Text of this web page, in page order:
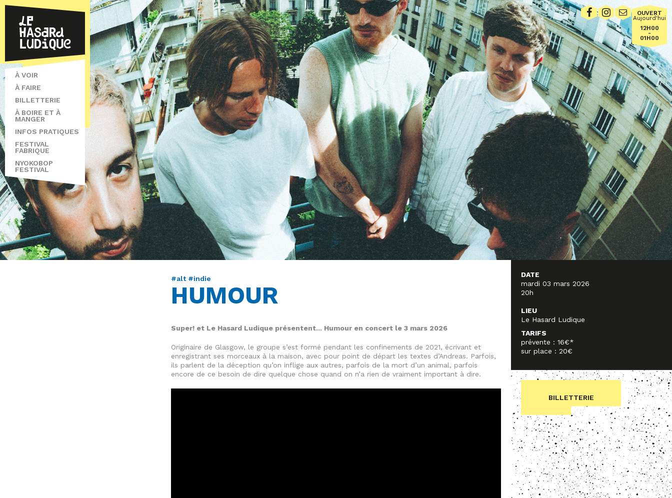
OUVERT
Aujourd'hui
12H00
-
01H00
À VOIR
À FAIRE
BILLETTERIE
À BOIRE ET À
MANGER
INFOS PRATIQUES
FESTIVAL
FABRIQUE
NYOKOBOP
FESTIVAL
#alt #indie
HUMOUR
DATE
mardi 03 mars 2026
20h
LIEU
Le Hasard Ludique
TARIFS
prévente : 16€*
sur place : 20€
BILLETTERIE
Super! et Le Hasard Ludique présentent... Humour en concert le 3 mars 2026
Originaire de Glasgow, le groupe s’est formé pendant les confinements de 2021, écrivant et
enregistrant ses morceaux à la maison, avec pour point de départ les textes d’Andreas. Parfois,
ils parlent de la déception qu’on inflige aux autres, parfois de la mort d’un animal, parfois
encore de ce besoin de dire quelque chose quand on n’a rien de vraiment important à dire.